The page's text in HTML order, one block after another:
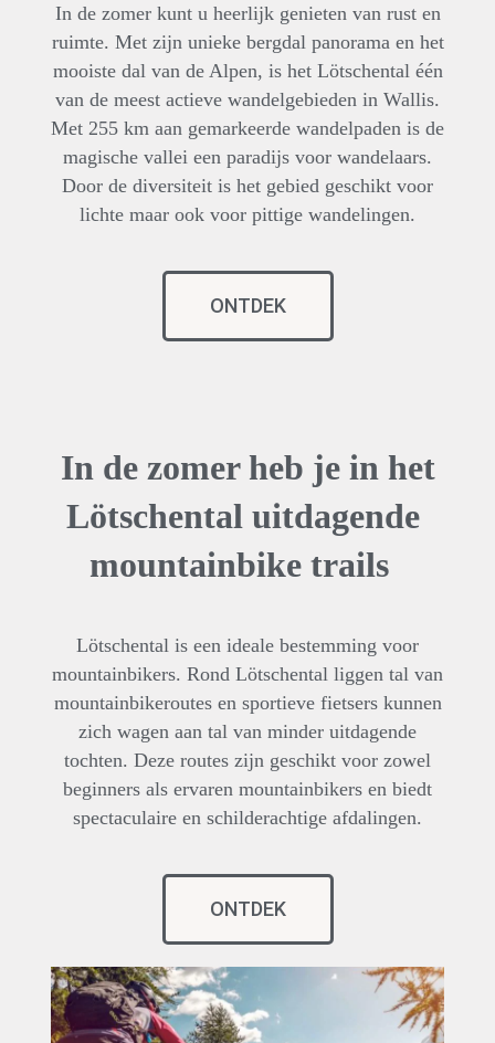
In de zomer kunt u heerlijk genieten van rust en
ruimte. Met zijn unieke bergdal panorama en het
mooiste dal van de Alpen, is het Lötschental één
van de meest actieve wandelgebieden in Wallis.
Met 255 km aan gemarkeerde wandelpaden is de
magische vallei een paradijs voor wandelaars.
Door de diversiteit is het gebied geschikt voor
lichte maar ook voor pittige wandelingen.
ONTDEK
In de zomer heb je in het
Lötschental uitdagende
mountainbike trails
Lötschental is een ideale bestemming voor
mountainbikers. Rond Lötschental liggen tal van
mountainbikeroutes en sportieve fietsers kunnen
zich wagen aan tal van minder uitdagende
tochten. Deze routes zijn geschikt voor zowel
beginners als ervaren mountainbikers en biedt
spectaculaire en schilderachtige afdalingen.
ONTDEK